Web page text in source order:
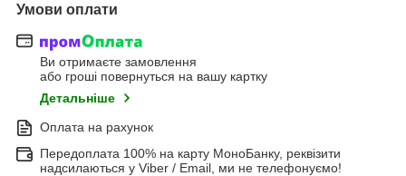
Умови оплати
Ви отримаєте замовлення
або гроші повернуться на вашу картку
Детальніше
Оплата на рахунок
Передоплата 100% на карту МоноБанку, реквізити
надсилаються у Viber / Email, ми не телефонуємо!